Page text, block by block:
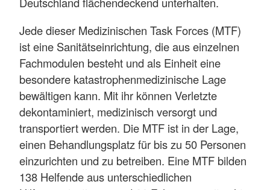
Jede dieser Medizinischen Task Forces (MTF)
ist eine Sanitätseinrichtung, die aus einzelnen
Fachmodulen besteht und als Einheit eine
besondere katastrophenmedizinische Lage
bewältigen kann. Mit ihr können Verletzte
dekontaminiert, medizinisch versorgt und
transportiert werden. Die MTF ist in der Lage,
einen Behandlungsplatz für bis zu 50 Personen
einzurichten und zu betreiben. Eine MTF bilden
138 Helfende aus unterschiedlichen